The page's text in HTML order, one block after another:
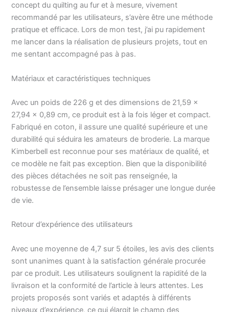
formats incluent ART,
DST, EXP, HUS, JEF,
PES, VIP, VP3 et XXX. En
outre, il comprend des
fichiers SVG pour la
découpe électronique,
possibilités créatives
manuels. À propos de
nous : chez Kimberbell,
notre passion est d'aider
les gens à ressentir la
joie de la broderie à la
machine. Nous avons
organisé une variété de
projets, y compris des
instructions détaillées en
concept du quilting au fur et à mesure, vivement
recommandé par les utilisateurs, s’avère être une méthode
pratique et efficace. Lors de mon test, j’ai pu rapidement
me lancer dans la réalisation de plusieurs projets, tout en
me sentant accompagné pas à pas.
Matériaux et caractéristiques techniques
Avec un poids de 226 g et des dimensions de 21,59 x
27,94 x 0,89 cm, ce produit est à la fois léger et compact.
Fabriqué en coton, il assure une qualité supérieure et une
durabilité qui séduira les amateurs de broderie. La marque
Kimberbell est reconnue pour ses matériaux de qualité, et
ce modèle ne fait pas exception. Bien que la disponibilité
des pièces détachées ne soit pas renseignée, la
robustesse de l’ensemble laisse présager une longue durée
de vie.
Retour d’expérience des utilisateurs
Avec une moyenne de 4,7 sur 5 étoiles, les avis des clients
sont unanimes quant à la satisfaction générale procurée
par ce produit. Les utilisateurs soulignent la rapidité de la
livraison et la conformité de l’article à leurs attentes. Les
projets proposés sont variés et adaptés à différents
niveaux d’expérience, ce qui élargit le champ des